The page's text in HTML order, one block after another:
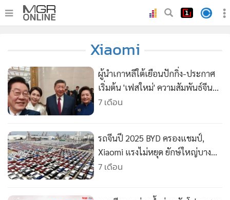
• ภาคใต้
• ภูมิภาค
• Online Section
• บันเทิง
• ผู้จัดการรายวัน
• คอลัมนิสต์
• ละคร
• CbizReview
Xiaomi
ผู้นำเกาหลีใต้เยือนปักกิ่ง-ประกาศ
เริ่มต้น 'เฟสใหม่' ความสัมพันธ์จีน
ใช้สมาร์ทโฟน Xiaomi เซลฟีกับ 'สี
7 เดือน
รถจีนปี 2025 BYD ครองแชมป์,
Xiaomi แรงไม่หยุด ยักษ์ใหญ่บาง
ค่าย "วืดเป้า" หนักมาก
7 เดือน